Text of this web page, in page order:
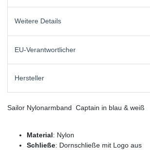
Weitere Details
EU-Verantwortlicher
Hersteller
Sailor Nylonarmband Captain in blau & weiß
Material: Nylon
Schließe: Dornschließe mit Logo aus